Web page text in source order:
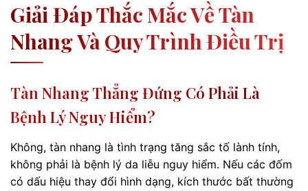
Giải Đáp Thắc Mắc Về Tàn
Nhang Và Quy Trình Điều Trị
Tàn Nhang Thẳng Đứng Có Phải Là
Bệnh Lý Nguy Hiểm?
Không, tàn nhang là tình trạng tăng sắc tố lành tính,
không phải là bệnh lý da liễu nguy hiểm. Nếu các đốm
có dấu hiệu thay đổi hình dạng, kích thước bất thường